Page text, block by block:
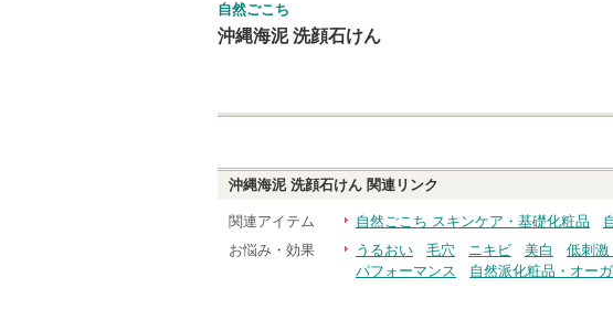
自然ごこち
沖縄海泥 洗顔石けん
沖縄海泥 洗顔石けん 関連リンク
関連アイテム 自然ごこち スキンケア・基礎化粧品
お悩み・効果
うるおい 毛穴 ニキビ 美白 低刺激
パフォーマンス
自然派化粧品・オー